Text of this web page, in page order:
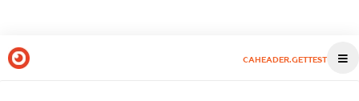
CAHEADER.GETTEST